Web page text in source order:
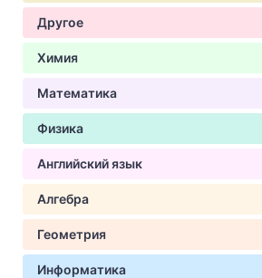
Другое
Химия
Математика
Физика
Английский язык
Алгебра
Геометрия
Информатика